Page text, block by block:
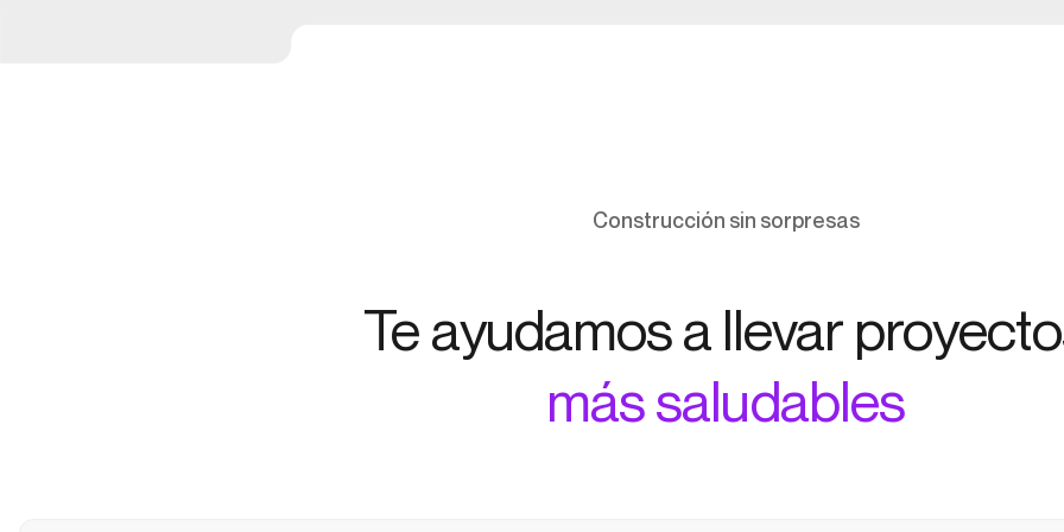
Construcción sin sorpresas
Te ayudamos a llevar
más saludables